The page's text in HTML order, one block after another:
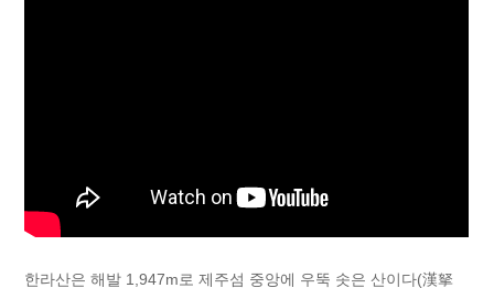
한라산은 해발 1,947m로 제주섬 중앙에 우뚝 솟은 산이다(漢拏